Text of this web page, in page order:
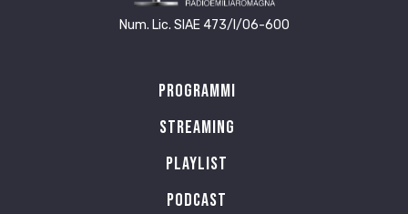
Num. Lic. SIAE 473/I/06-600
Programmi
Streaming
Playlist
PODCAST